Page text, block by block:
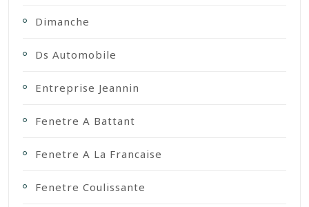
Dimanche
Ds Automobile
Entreprise Jeannin
Fenetre A Battant
Fenetre A La Francaise
Fenetre Coulissante